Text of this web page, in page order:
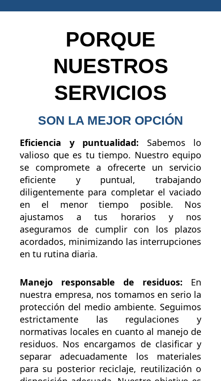
PORQUE
NUESTROS
SERVICIOS
SON LA MEJOR OPCIÓN
Eficiencia y puntualidad: Sabemos lo
valioso que es tu tiempo. Nuestro equipo
se compromete a ofrecerte un servicio
eficiente y puntual, trabajando
diligentemente para completar el vaciado
en el menor tiempo posible. Nos
ajustamos a tus horarios y nos
aseguramos de cumplir con los plazos
acordados, minimizando las interrupciones
en tu rutina diaria.
Manejo responsable de residuos: En
nuestra empresa, nos tomamos en serio la
protección del medio ambiente. Seguimos
estrictamente las regulaciones y
normativas locales en cuanto al manejo de
residuos. Nos encargamos de clasificar y
separar adecuadamente los materiales
para su posterior reciclaje, reutilización o